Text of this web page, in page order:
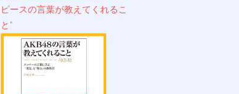
ピースの言葉が教えてくれるこ
と"